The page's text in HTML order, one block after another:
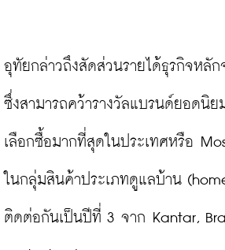
อุทัยกล่าวถึงสัดส่วนรายได้ธุรกิจหลั
ซึ่งสามารถคว้ารางวัลแบรนด์ยอดนิ
เลือกซื้อมากที่สุดในประเทศหรือ
ในกลุ่มสินค้าประเภทดูแลบ้าน
ติดต่อกันเป็นปีที่ 3 จาก Kantar,